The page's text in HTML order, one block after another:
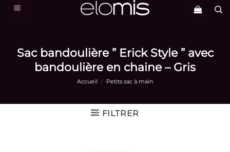
Passer
Sac bandoulière ” Erick Style ” avec
bandoulière en chaine – Gris
Accueil / Petits sac à main
FILTRER